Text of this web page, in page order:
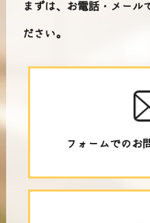
まずは、お電話・メール
ださい。
フォームでのお